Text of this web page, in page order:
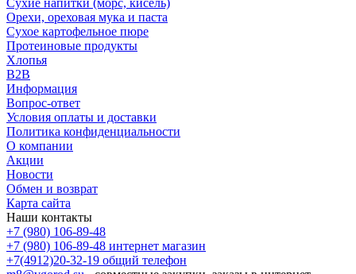
Орехи, ореховая мука и паста
Сухое картофельное пюре
Протеиновые продукты
Хлопья
B2B
Информация
Вопрос-ответ
Условия оплаты и доставки
Политика конфиденциальности
О компании
Акции
Новости
Обмен и возврат
Карта сайта
Наши контакты
+7 (980) 106-89-48
+7 (980) 106-89-48 интернет магазин
+7(4912)20-32-19 общий телефон